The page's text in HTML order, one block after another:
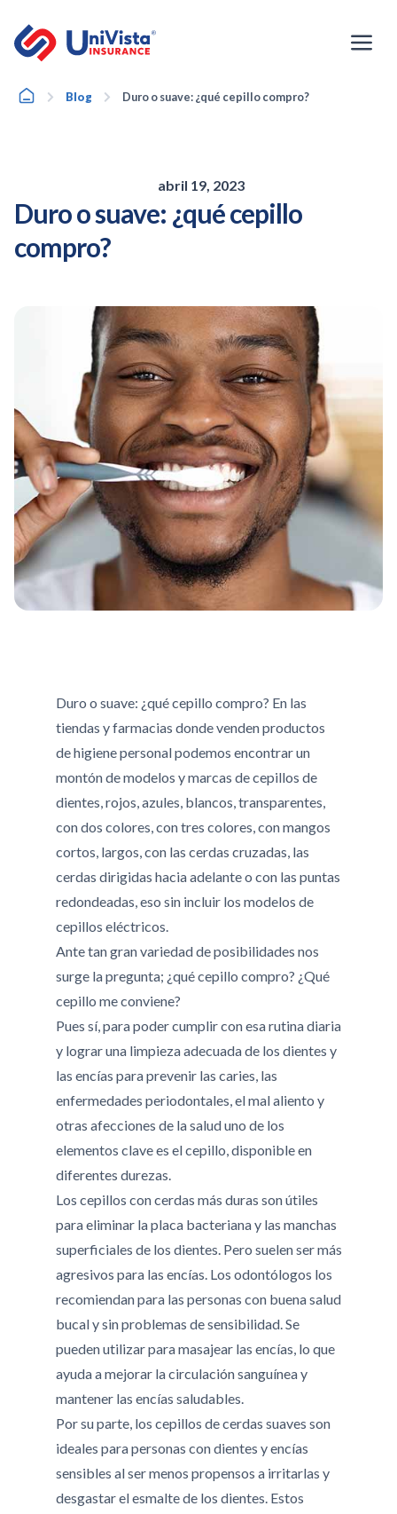
contenido
HomeBlog Duro o suave: ¿qué cepillo compro?
abril 19, 2023
Duro o suave: ¿qué cepillo
compro?
Duro o suave: ¿qué cepillo compro? En las
tiendas y farmacias donde venden productos
de higiene personal podemos encontrar un
montón de modelos y marcas de cepillos de
dientes, rojos, azules, blancos, transparentes,
con dos colores, con tres colores, con mangos
cortos, largos, con las cerdas cruzadas, las
cerdas dirigidas hacia adelante o con las puntas
redondeadas, eso sin incluir los modelos de
cepillos eléctricos.
Ante tan gran variedad de posibilidades nos
surge la pregunta; ¿qué cepillo compro? ¿Qué
cepillo me conviene?
Pues sí, para poder cumplir con esa rutina diaria
y lograr una limpieza adecuada de los dientes y
las encías para prevenir las caries, las
enfermedades periodontales, el mal aliento y
otras afecciones de la salud uno de los
elementos clave es el cepillo, disponible en
diferentes durezas.
Los cepillos con cerdas más duras son útiles
para eliminar la placa bacteriana y las manchas
superficiales de los dientes. Pero suelen ser más
agresivos para las encías. Los odontólogos los
recomiendan para las personas con buena salud
bucal y sin problemas de sensibilidad. Se
pueden utilizar para masajear las encías, lo que
ayuda a mejorar la circulación sanguínea y
mantener las encías saludables.
Por su parte, los cepillos de cerdas suaves son
ideales para personas con dientes y encías
sensibles al ser menos propensos a irritarlas y
desgastar el esmalte de los dientes. Estos